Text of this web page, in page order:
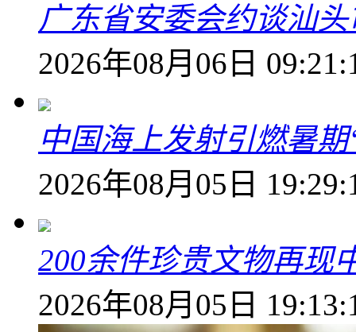
广东省安委会约谈汕
2026年08月06日
中国海上发射引燃暑
2026年08月05日
200余件珍贵文物再现
2026年08月05日